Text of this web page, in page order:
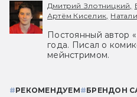
Дмитрий Злотницкий,
Артём Киселик,
Постоянный автор
года. Писал о
мейнстримом.
#РЕКОМЕНДУЕМ#БРЕНДОН